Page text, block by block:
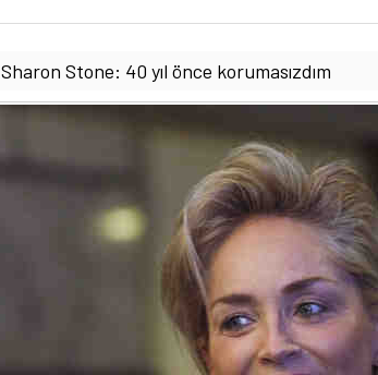
Sharon Stone: 40 yıl önce korumasızdım